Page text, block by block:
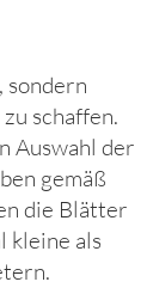
schaffen.
Auswahl der
gemäß
die Blätter
kleine als